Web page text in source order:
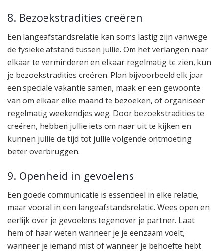
8. Bezoekstradities creëren
Een langeafstandsrelatie kan soms lastig zijn vanwege
de fysieke afstand tussen jullie. Om het verlangen naar
elkaar te verminderen en elkaar regelmatig te zien, kun
je bezoekstradities creëren. Plan bijvoorbeeld elk jaar
een speciale vakantie samen, maak er een gewoonte
van om elkaar elke maand te bezoeken, of organiseer
regelmatig weekendjes weg. Door bezoekstradities te
creëren, hebben jullie iets om naar uit te kijken en
kunnen jullie de tijd tot jullie volgende ontmoeting
beter overbruggen.
9. Openheid in gevoelens
Een goede communicatie is essentieel in elke relatie,
maar vooral in een langeafstandsrelatie. Wees open en
eerlijk over je gevoelens tegenover je partner. Laat
hem of haar weten wanneer je je eenzaam voelt,
wanneer je iemand mist of wanneer je behoefte hebt